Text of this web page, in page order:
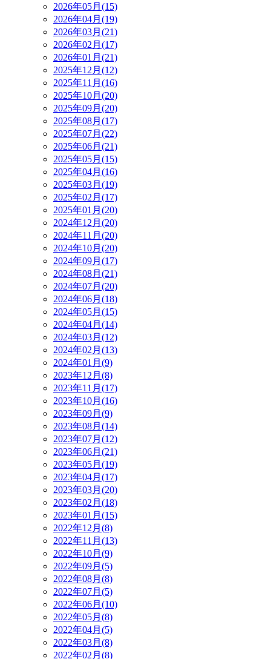
2026年05月(15)
2026年04月(19)
2026年03月(21)
2026年02月(17)
2026年01月(21)
2025年12月(12)
2025年11月(16)
2025年10月(20)
2025年09月(20)
2025年08月(17)
2025年07月(22)
2025年06月(21)
2025年05月(15)
2025年04月(16)
2025年03月(19)
2025年02月(17)
2025年01月(20)
2024年12月(20)
2024年11月(20)
2024年10月(20)
2024年09月(17)
2024年08月(21)
2024年07月(20)
2024年06月(18)
2024年05月(15)
2024年04月(14)
2024年03月(12)
2024年02月(13)
2024年01月(9)
2023年12月(8)
2023年11月(17)
2023年10月(16)
2023年09月(9)
2023年08月(14)
2023年07月(12)
2023年06月(21)
2023年05月(19)
2023年04月(17)
2023年03月(20)
2023年02月(18)
2023年01月(15)
2022年12月(8)
2022年11月(13)
2022年10月(9)
2022年09月(5)
2022年08月(8)
2022年07月(5)
2022年06月(10)
2022年05月(8)
2022年04月(5)
2022年03月(8)
2022年02月(8)